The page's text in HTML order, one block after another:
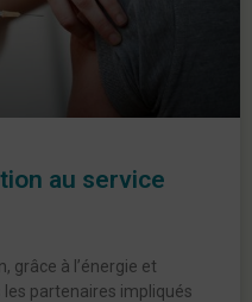
au service
grâce à l’énergie et
les partenaires impliqués